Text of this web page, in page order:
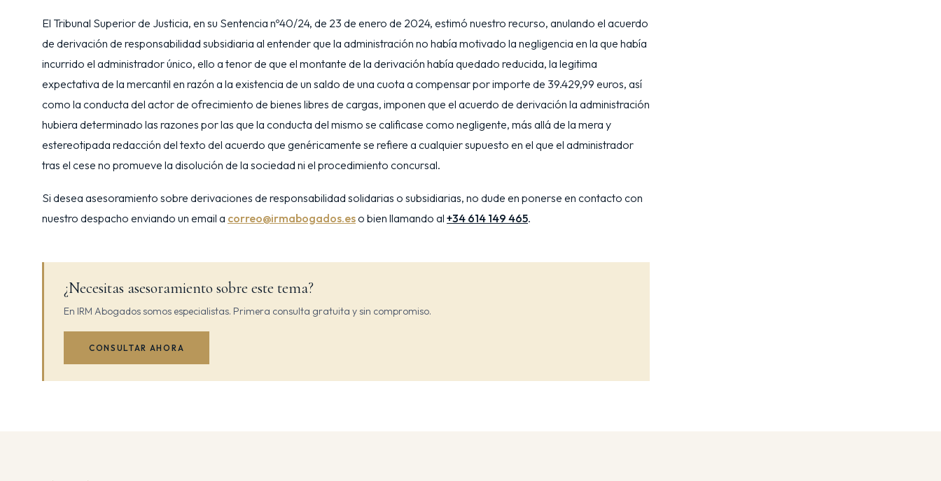
El Tribunal Superior de Justicia, en su Sentencia nº40/24, de 23 de enero de 2024, estimó nuestro recurso, anulando el acuerdo
de derivación de responsabilidad subsidiaria al entender que la administración no había motivado la negligencia en la que había
incurrido el administrador único, ello a tenor de que el montante de la derivación había quedado reducida, la legitima
expectativa de la mercantil en razón a la existencia de un saldo de una cuota a compensar por importe de 39.429,99 euros, así
como la conducta del actor de ofrecimiento de bienes libres de cargas, imponen que el acuerdo de derivación la administración
hubiera determinado las razones por las que la conducta del mismo se calificase como negligente, más allá de la mera y
estereotipada redacción del texto del acuerdo que genéricamente se refiere a cualquier supuesto en el que el administrador
tras el cese no promueve la disolución de la sociedad ni el procedimiento concursal.
Si desea asesoramiento sobre derivaciones de responsabilidad solidarias o subsidiarias, no dude en ponerse en contacto con
nuestro despacho enviando un email a correo@irmabogados.eso bien llamando al +34 614 149 465.
¿Necesitas asesoramiento sobre este tema?
En IRM Abogados somos especialistas. Primera consulta gratuita y sin compromiso.
CONSULTAR AHORA